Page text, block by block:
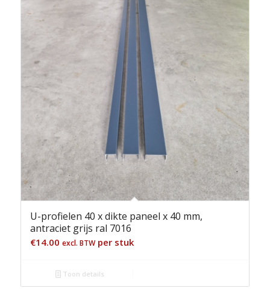
U-profielen 40 x dikte paneel x 40 mm,
antraciet grijs ral 7016
€14.00 excl. BTWper stuk
Toon details